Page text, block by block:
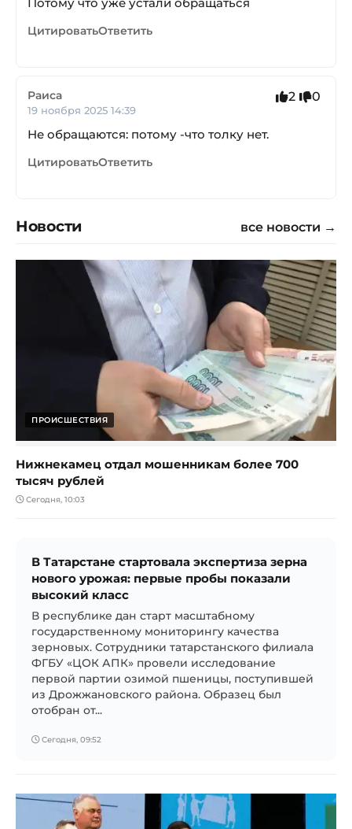
Потому что уже устали обращаться
ЦитироватьОтветить
2 0
Раиса
19 ноября 2025 14:39
Не обращаются: потому -что толку нет.
ЦитироватьОтветить
Новости все новости →
ПРОИСШЕСТВИЯ
Нижнекамец отдал мошенникам более 700
тысяч рублей
Сегодня, 10:03
В Татарстане стартовала экспертиза зерна
нового урожая: первые пробы показали
высокий класс
В республике дан старт масштабному
государственному мониторингу качества
зерновых. Сотрудники татарстанского филиала
ФГБУ «ЦОК АПК» провели исследование
первой партии озимой пшеницы, поступившей
из Дрожжановского района. Образец был
отобран от...
Сегодня, 09:52